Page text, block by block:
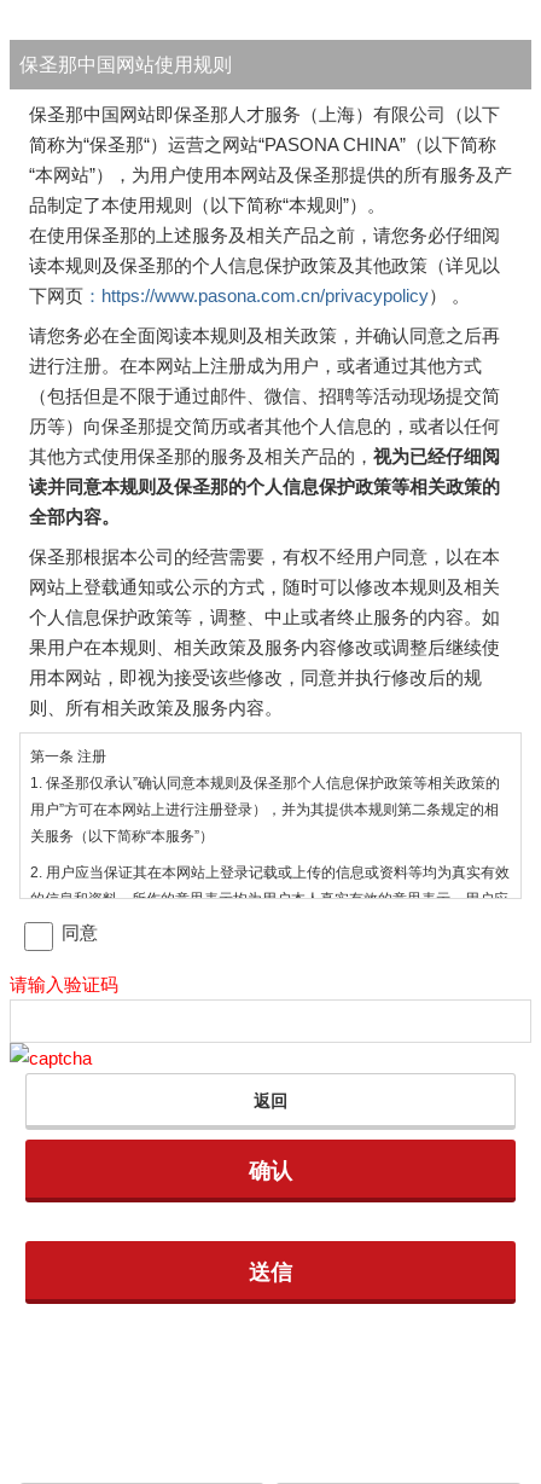
保圣那中国网站使用规则
保圣那中国网站即保圣那人才服务（上海）有限公司（以下
简称为“保圣那“）运营之网站“PASONA CHINA”（以下简称
“本网站”），为用户使用本网站及保圣那提供的所有服务及产
品制定了本使用规则（以下简称“本规则”）。
在使用保圣那的上述服务及相关产品之前，请您务必仔细阅
读本规则及保圣那的个人信息保护政策及其他政策（详见以
下网页 ：https://www.pasona.com.cn/privacypolicy） 。
请您务必在全面阅读本规则及相关政策，并确认同意之后再
进行注册。在本网站上注册成为用户，或者通过其他方式
（包括但是不限于通过邮件、微信、招聘等活动现场提交简
历等）向保圣那提交简历或者其他个人信息的，或者以任何
其他方式使用保圣那的服务及相关产品的， 视为已经仔细阅
读并同意本规则及保圣那的个人信息保护政策等相关政策的
全部内容。
保圣那根据本公司的经营需要，有权不经用户同意，以在本
网站上登载通知或公示的方式，随时可以修改本规则及相关
个人信息保护政策等，调整、中止或者终止服务的内容。如
果用户在本规则、相关政策及服务内容修改或调整后继续使
用本网站，即视为接受该些修改，同意并执行修改后的规
则、所有相关政策及服务内容。
第一条 注册
1. 保圣那仅承认”确认同意本规则及保圣那个人信息保护政策等相关政策的
用户”方可在本网站上进行注册登录），并为其提供本规则第二条规定的相
关服务（以下简称“本服务”）
2. 用户应当保证其在本网站上登录记载或上传的信息或资料等均为真实有效
的信息和资料，所作的意思表示均为用户本人真实有效的意思表示。用户应
当对其提供的信息和资料的真实性和有效性负责。
合法权益或者有其它影响本网站正常运行或者影响保圣那正常经营的行为
所有信息和资料，停止为其提供服务，因此导致保圣那或者第三方遭受损害
的，该用户应当承担全部赔偿责任。
4. 本网站用户必须年满18周岁，18周岁以下用户所做的注册登录不作为有
效的登录，保圣那有权不提供服务或删除相关信息。用户隐瞒年龄进行登录
的，用户或者未成年用户的监护人应当对因此造成的损害承担全部责任。
5. 用户在使用本网站过程中，不得实施以下禁止行为，否则一切后果由用户
1) 不得由非本人用户进行注册或者登录；
2) 不得记载或上传虚假信息、虚假文件或不当信息；
同意
请输入验证码